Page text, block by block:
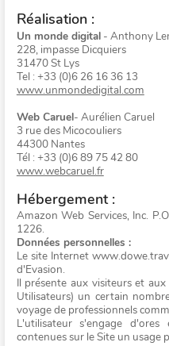
Réalisation :
Un monde digital- Anthony
228, impasse Dicquiers
31470 St Lys
Tel : +33 (0)6 26 16 36 13
www.unmondedigital.com
Web Caruel- Aurélien Caruel
3 rue des Micocouliers
44300 Nantes
Tél : +33 (0)6 89 75 42 80
www.webcaruel.fr
Hébergement :
Amazon Web Services, Inc.
1226.
Données personnelles :
Le site Internet
d'Evasion.
Il présente aux visiteurs et
Utilisateurs) un certain
voyage de professionnels
L'utilisateur s'engage
contenues sur le Site un usage